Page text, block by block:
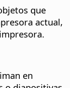
que
actual,
en